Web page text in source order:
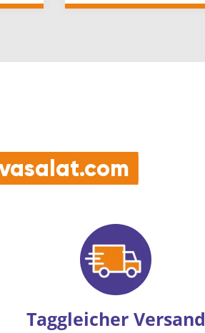
Taggleicher Versand